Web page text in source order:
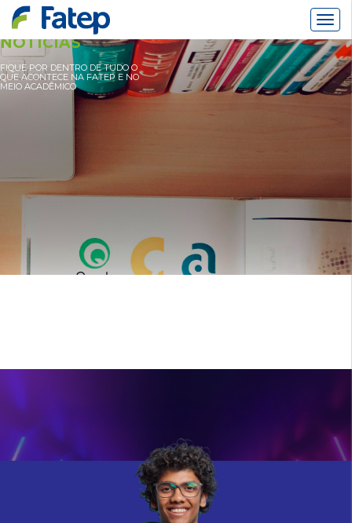
NOTÍCIAS
FIQUE POR DENTRO DE TUDO O
QUE ACONTECE NA FATEP E NO
MEIO ACADÊMICO